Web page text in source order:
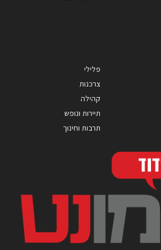
פלילי
צרכנות
קהילה
תיירות ונופש
תרבות וחינוך